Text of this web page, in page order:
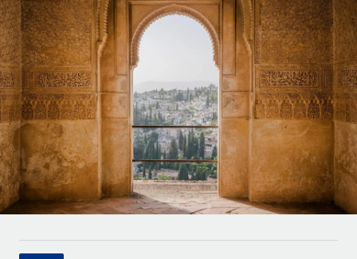
SERVICES
Perguntar a um especialista
Obtenha apoio especializado em RH e
conformidade globais
Parceiros tecnológicos estratégicos
Integre os RH globais na sua plataforma de forma
flexível
CASE STUDIES
Français
Deutsch
Español
Italiano
Português (Portugal)
日本語
한국어